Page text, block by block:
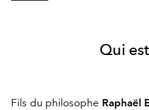
Qui
Fils du philosophe Raphaël